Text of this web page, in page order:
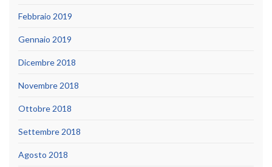
Febbraio 2019
Gennaio 2019
Dicembre 2018
Novembre 2018
Ottobre 2018
Settembre 2018
Agosto 2018